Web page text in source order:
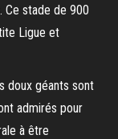
Ce stade de 900
Ligue et
doux géants sont
admirés pour
à être